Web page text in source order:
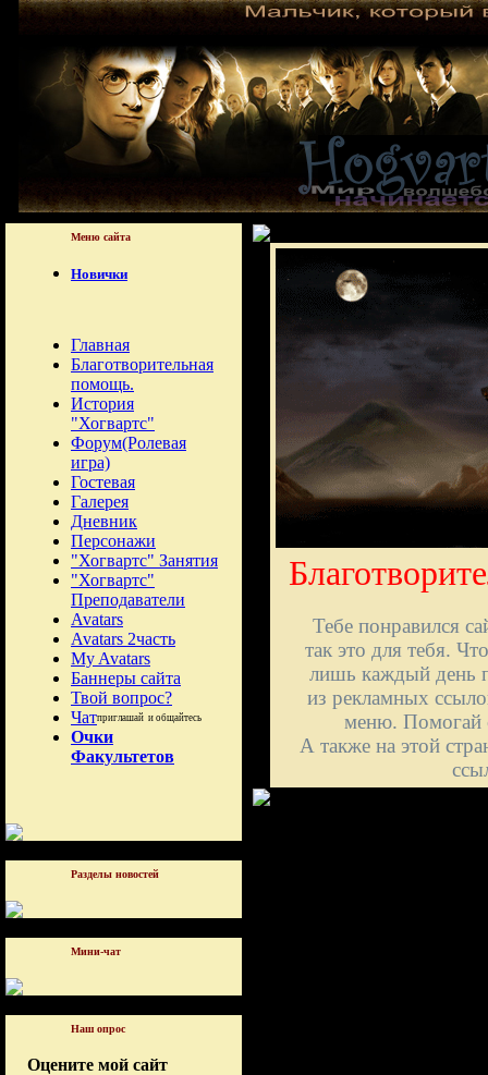
Меню сайта
Новички
Главная
Благотворительная
помощь.
История
"Хогвартс"
Форум(Ролевая
игра)
Гостевая
Галерея
Дневник
Персонажи
"Хогвартс" Занятия
"Хогвартс"
Преподаватели
Avatars
Avatars 2часть
My Avatars
Баннеры сайта
Твой вопрос?
Чатприглашай и общайтесь
Очки
Факультетов
Разделы новостей
Мини-чат
Наш опрос
Оцените мой сайт
Тебе понравился
так это для тебя.
лишь каждый день
из рекламных
меню. Помогай
А также на этой